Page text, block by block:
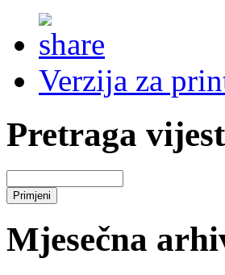
Verzija za
Pretraga
Mjesečna